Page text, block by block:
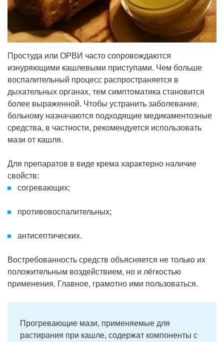
Простуда или ОРВИ часто сопровождаются
изнуряющими кашлевыми приступами. Чем больше
воспалительный процесс распространяется в
дыхательных органах, тем симптоматика становится
более выраженной. Чтобы устранить заболевание,
больному назначаются подходящие медикаментозные
средства, в частности, рекомендуется использовать
мази от кашля.
Для препаратов в виде крема характерно наличие
свойств:
согревающих;
противовоспалительных;
антисептических.
Востребованность средств объясняется не только их
положительным воздействием, но и лёгкостью
применения. Главное, грамотно ими пользоваться.
Прогревающие мази, применяемые для
растирания при кашле, содержат компоненты с